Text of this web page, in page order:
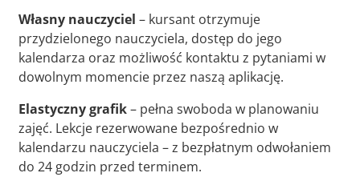
Własny nauczyciel – kursant otrzymuje
przydzielonego nauczyciela, dostęp do jego
kalendarza oraz możliwość kontaktu z pytaniami w
dowolnym momencie przez naszą aplikację.
Elastyczny grafik– pełna swoboda w planowaniu
zajęć. Lekcje rezerwowane bezpośrednio w
kalendarzu nauczyciela – z bezpłatnym odwołaniem
do 24 godzin przed terminem.